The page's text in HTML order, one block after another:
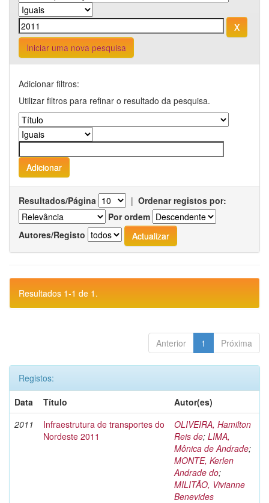
Iniciar uma nova pesquisa
Adicionar filtros:
Utilizar filtros para refinar o resultado da pesquisa.
Resultados/Página | Ordenar registos por:
Por ordem
Autores/Registo
Resultados 1-1 de 1.
Anterior 1 Próxima
Registos:
Data
Título
Autor(es)
2011
Infraestrutura de transportes do
Nordeste 2011
OLIVEIRA, Hamilton
Reis de; LIMA,
Mônica de Andrade;
MONTE, Kerlen
Andrade do;
MILITÃO, Vivianne
Benevides